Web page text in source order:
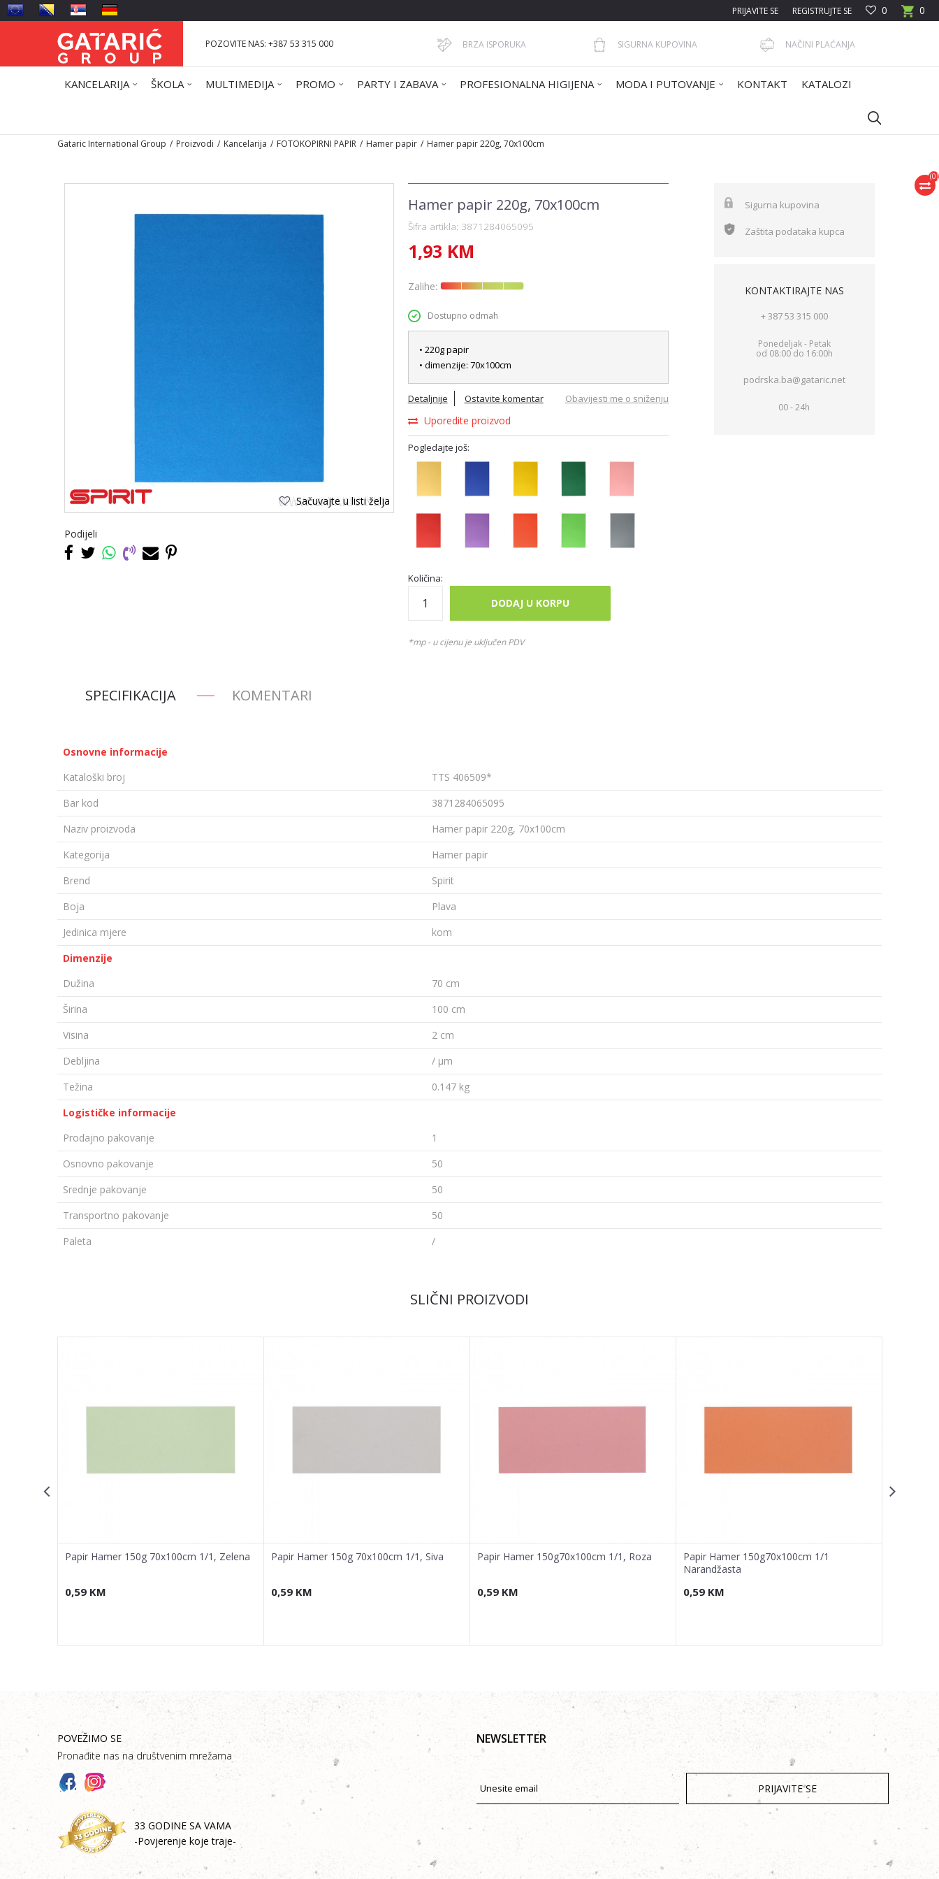
0
0
PRIJAVITE SE REGISTRUJTE SE
POZOVITE NAS: +387 53 315 000 BRZA ISPORUKA SIGURNA KUPOVINA NAČINI PLAĆANJA
KANCELARIJA ŠKOLA MULTIMEDIJA PROMO PARTY I ZABAVA PROFESIONALNA HIGIJENA MODA I PUTOVANJE KONTAKT KATALOZI
(0)
Gataric International Group Proizvodi Kancelarija FOTOKOPIRNI PAPIR Hamer papir Hamer papir 220g, 70x100cm
Sačuvajte u listi želja
Podijeli
Hamer papir 220g, 70x100cm
Šifra artikla: 3871284065095
1,93 KM
Zalihe:
Dostupno odmah
• 220g papir
• dimenzije: 70x100cm
Detaljnije Ostavite komentar
Uporedite proizvod
Obavijesti me o sniženju
Pogledajte još:
Količina:
DODAJ U KORPU
*mp - u cijenu je uključen PDV
Sigurna kupovina
Zaštita podataka kupca
KONTAKTIRAJTE NAS
+ 387 53 315 000
Ponedeljak - Petak
od 08:00 do 16:00h
podrska.ba@gataric.net
00 - 24h
SPECIFIKACIJA KOMENTARI
Osnovne informacije
Kataloški broj
TTS 406509*
Bar kod
3871284065095
Naziv proizvoda
Hamer papir 220g, 70x100cm
Kategorija
Hamer papir
Brend
Spirit
Boja
Plava
Jedinica mjere
kom
Dimenzije
Dužina
70 cm
Širina
100 cm
Visina
2 cm
Debljina
/ µm
Težina
0.147 kg
Logističke informacije
Prodajno pakovanje
1
Osnovno pakovanje
50
Srednje pakovanje
50
Transportno pakovanje
50
Paleta
/
SLIČNI PROIZVODI
Papir Hamer 150g 70x100cm 1/1, Zelena
0,59 KM
Papir Hamer 150g 70x100cm 1/1, Siva
0,59 KM
Papir Hamer 150g70x100cm 1/1, Roza
0,59 KM
Papir Hamer 150g70x100cm 1/1
Narandžasta
0,59 KM
POVEŽIMO SE
Pronađite nas na društvenim mrežama
33 GODINE SA VAMA
-Povjerenje koje traje-
NEWSLETTER
PRIJAVITE SE